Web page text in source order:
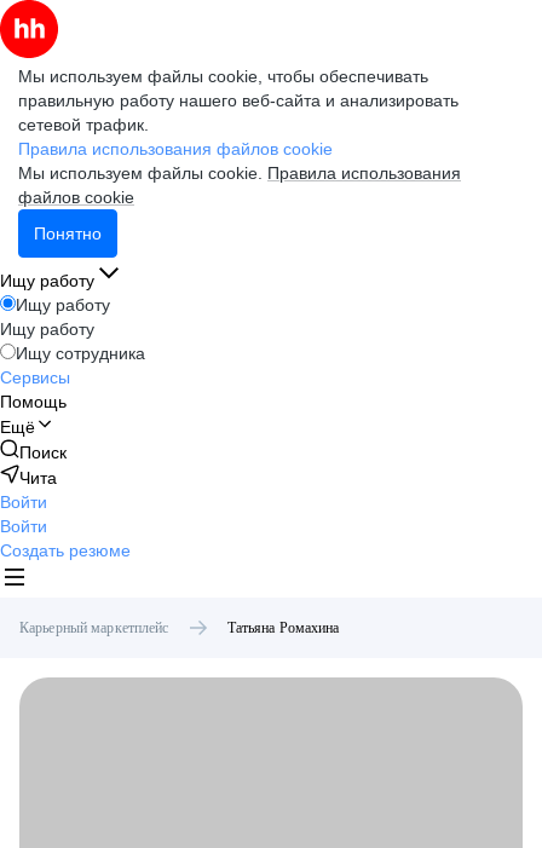
Мы используем файлы cookie, чтобы обеспечивать
правильную работу нашего веб-сайта и анализировать
сетевой трафик.
Правила использования файлов cookie
Мы используем файлы cookie. Правила использования
файлов cookie
Понятно
Ищу работу
Ищу работу
Ищу работу
Ищу сотрудника
Сервисы
Помощь
Ещё
Поиск
Чита
Войти
Войти
Создать резюме
Карьерный маркетплейс Татьяна Ромахина